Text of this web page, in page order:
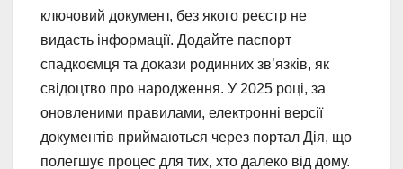
ключовий документ, без якого реєстр не
видасть інформації. Додайте паспорт
спадкоємця та докази родинних зв’язків, як
свідоцтво про народження. У 2025 році, за
оновленими правилами, електронні версії
документів приймаються через портал Дія, що
полегшує процес для тих, хто далеко від дому.